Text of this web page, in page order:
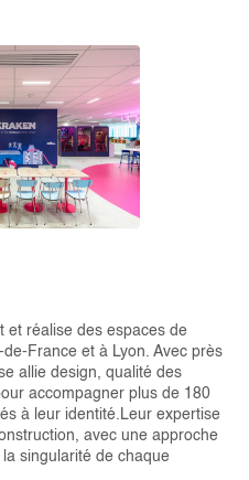
et réalise des espaces de
France et à Lyon. Avec près
allie design, qualité des
accompagner plus de 180
à leur identité.Leur expertise
avec une approche
singularité de chaque